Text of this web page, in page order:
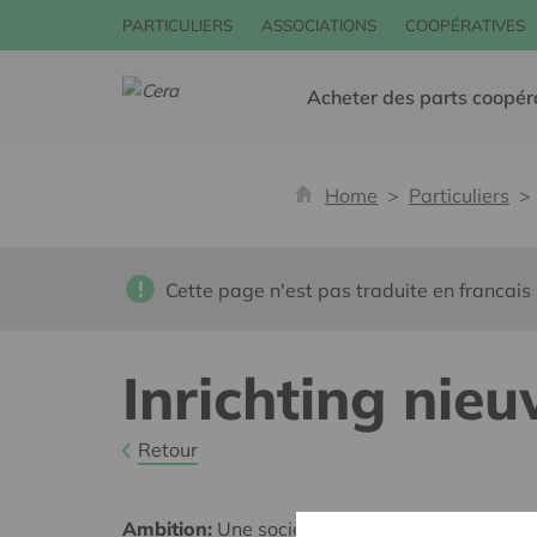
PARTICULIERS ASSOCIATIONS COOPÉRATIVES
Acheter des parts
Home Particuliers
Cette page n'est pas traduite en francais
Inrichting
Retour
Ambition: Une société solidaire et